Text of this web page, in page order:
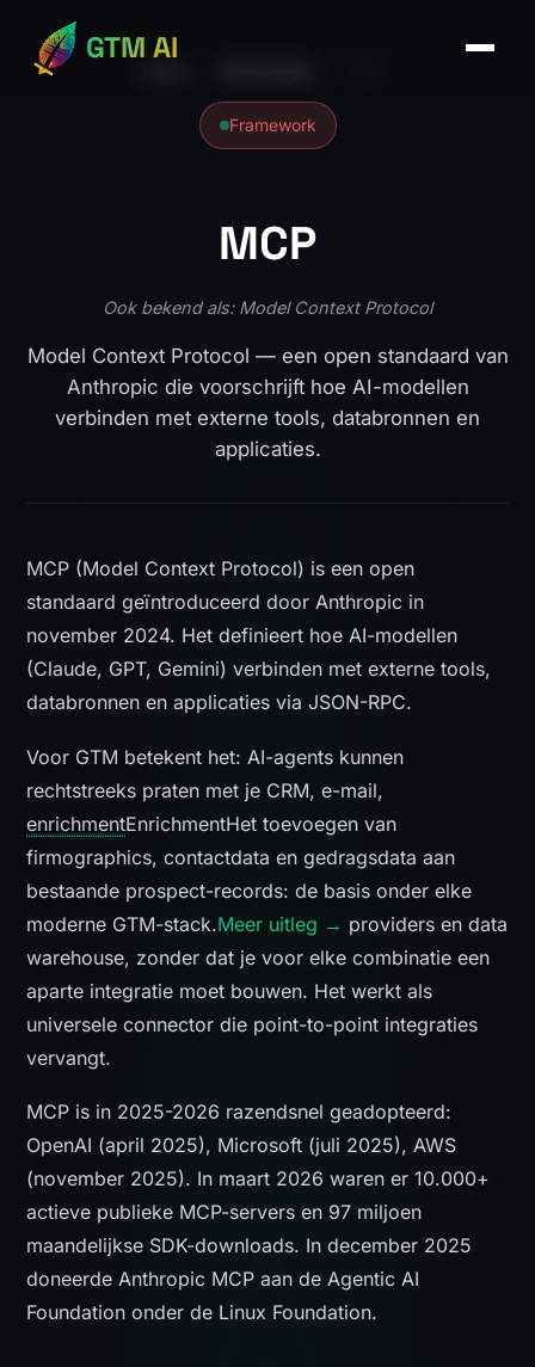
GTM AI
Framework
MCP
Ook bekend als: Model Context Protocol
Model Context Protocol — een open standaard van
Anthropic die voorschrijft hoe AI-modellen
verbinden met externe tools, databronnen en
applicaties.
MCP (Model Context Protocol) is een open
standaard geïntroduceerd door Anthropic in
november 2024. Het definieert hoe AI-modellen
(Claude, GPT, Gemini) verbinden met externe tools,
databronnen en applicaties via JSON-RPC.
Voor GTM betekent het: AI-agents kunnen
rechtstreeks praten met je CRM, e-mail,
enrichmentEnrichmentHet toevoegen van
firmographics, contactdata en gedragsdata aan
bestaande prospect-records: de basis onder elke
moderne GTM-stack.Meer uitleg → providers en data
warehouse, zonder dat je voor elke combinatie een
aparte integratie moet bouwen. Het werkt als
universele connector die point-to-point integraties
vervangt.
MCP is in 2025-2026 razendsnel geadopteerd:
OpenAI (april 2025), Microsoft (juli 2025), AWS
(november 2025). In maart 2026 waren er 10.000+
actieve publieke MCP-servers en 97 miljoen
maandelijkse SDK-downloads. In december 2025
doneerde Anthropic MCP aan de Agentic AI
Foundation onder de Linux Foundation.